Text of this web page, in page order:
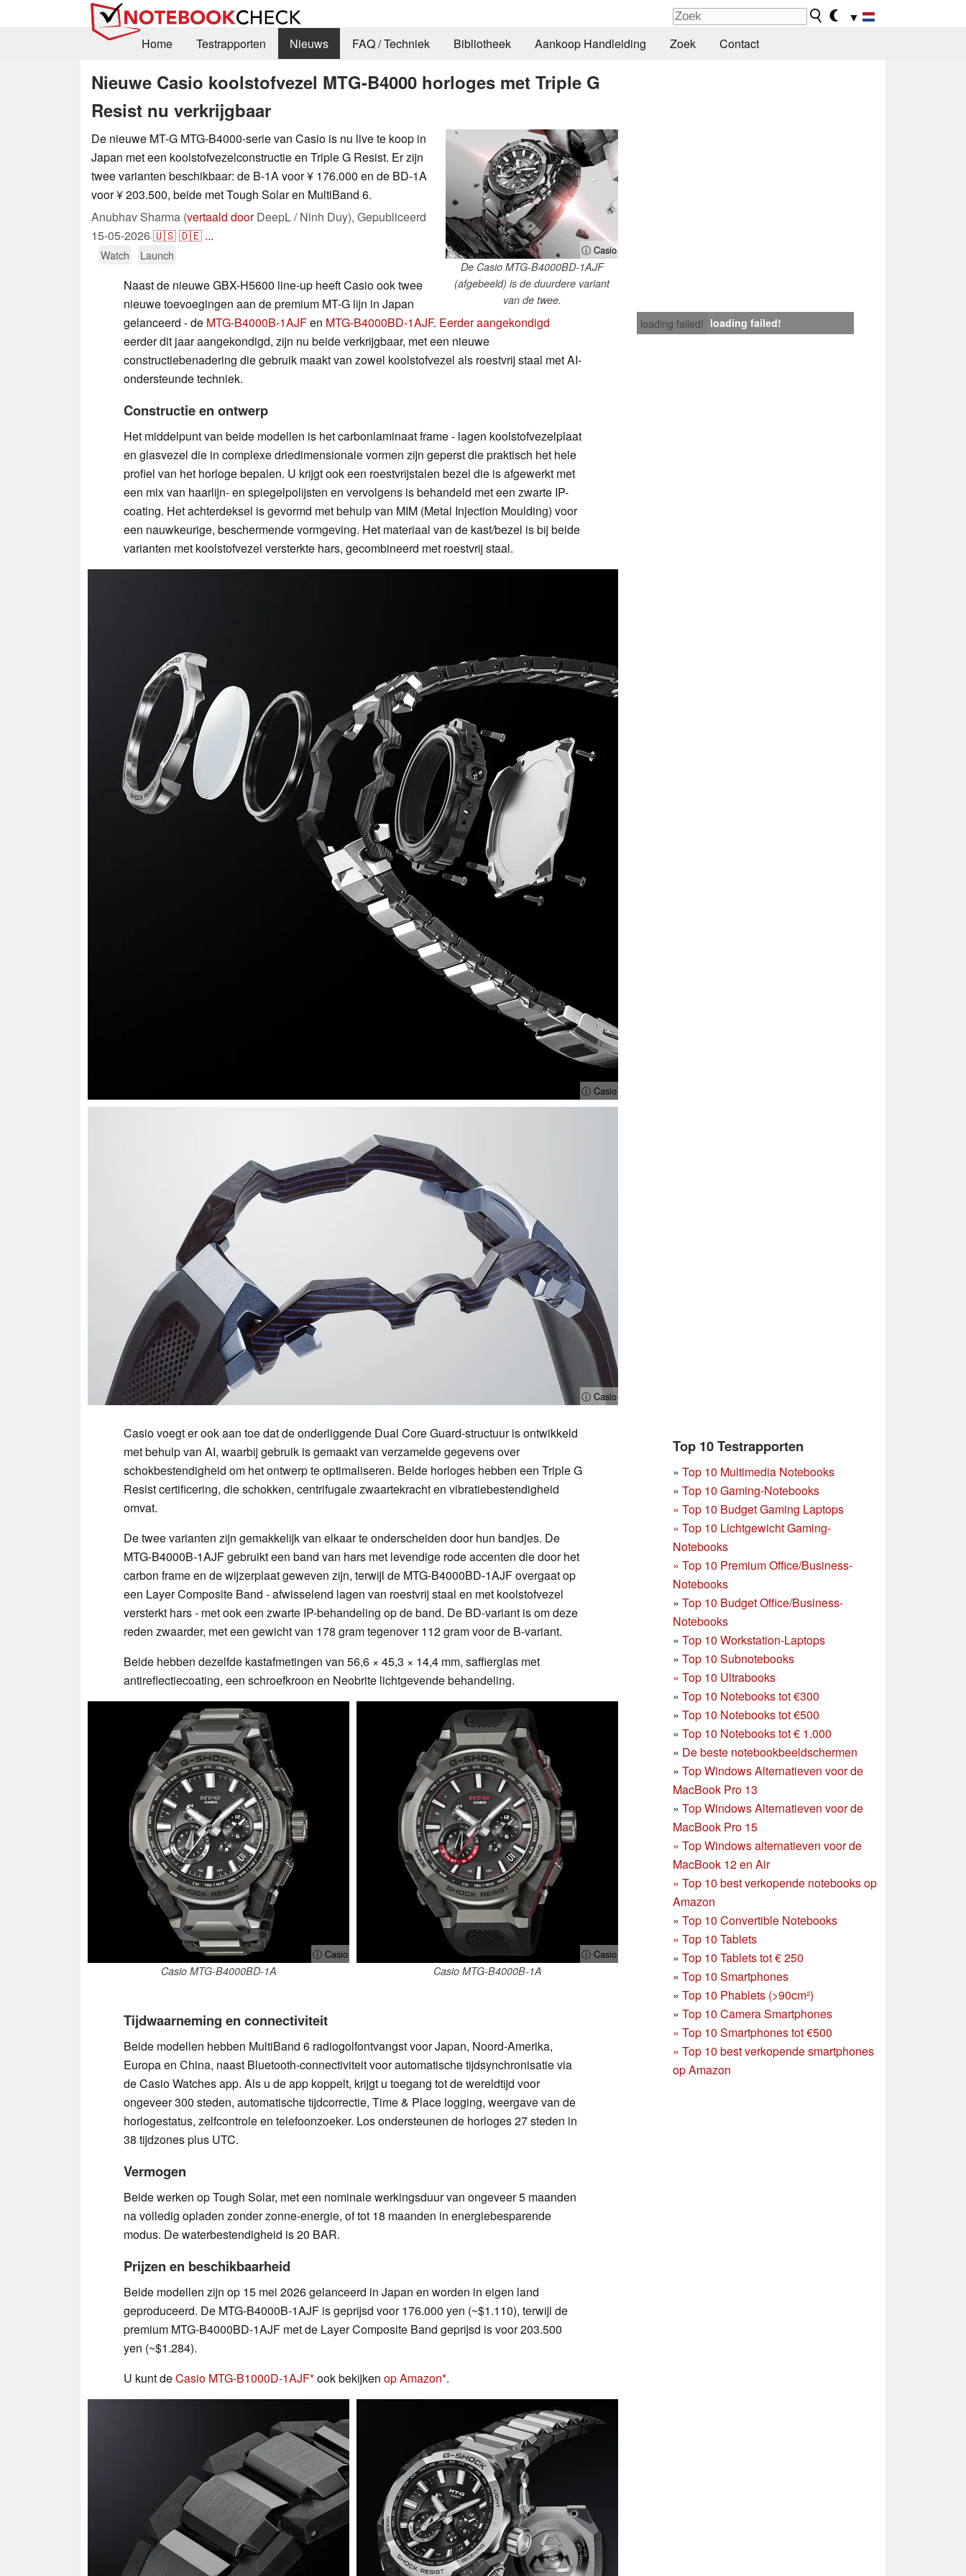
▼
Home
Testrapporten Nieuws FAQ / Techniek Bibliotheek Aankoop Handleiding Zoek Contact
Nieuwe Casio koolstofvezel MTG-B4000 horloges met Triple G
Resist nu verkrijgbaar
ⓘ Casio
De Casio MTG-B4000BD-1AJF
(afgebeeld) is de duurdere variant
van de twee.
De nieuwe MT-G MTG-B4000-serie van Casio is nu live te koop in
Japan met een koolstofvezelconstructie en Triple G Resist. Er zijn
twee varianten beschikbaar: de B-1A voor ¥ 176.000 en de BD-1A
voor ¥ 203.500, beide met Tough Solar en MultiBand 6.
Anubhav Sharma (vertaald doorDeepL / Ninh Duy), Gepubliceerd
15-05-2026🇺🇸🇩🇪 ...
Watch Launch
loading failed! loading failed!
Naast de nieuwe GBX-H5600 line-up heeft Casio ook twee
nieuwe toevoegingen aan de premium MT-G lijn in Japan
gelanceerd - de MTG-B4000B-1AJFen MTG-B4000BD-1AJF. Eerder aangekondigd
eerder dit jaar aangekondigd, zijn nu beide verkrijgbaar, met een nieuwe
constructiebenadering die gebruik maakt van zowel koolstofvezel als roestvrij staal met AI-
ondersteunde techniek.
Constructie en ontwerp
Het middelpunt van beide modellen is het carbonlaminaat frame - lagen koolstofvezelplaat
en glasvezel die in complexe driedimensionale vormen zijn geperst die praktisch het hele
profiel van het horloge bepalen. U krijgt ook een roestvrijstalen bezel die is afgewerkt met
een mix van haarlijn- en spiegelpolijsten en vervolgens is behandeld met een zwarte IP-
coating. Het achterdeksel is gevormd met behulp van MIM (Metal Injection Moulding) voor
een nauwkeurige, beschermende vormgeving. Het materiaal van de kast/bezel is bij beide
varianten met koolstofvezel versterkte hars, gecombineerd met roestvrij staal.
ⓘ Casio
ⓘ Casio
Top 10 Testrapporten
» Top 10 Multimedia Notebooks
» Top 10 Gaming-Notebooks
» Top 10 Budget Gaming Laptops
» Top 10 Lichtgewicht Gaming-
Notebooks
» Top 10 Premium Office/Business-
Notebooks
» Top 10 Budget Office/Business-
Notebooks
» Top 10 Workstation-Laptops
» Top 10 Subnotebooks
» Top 10 Ultrabooks
» Top 10 Notebooks tot €300
» Top 10 Notebooks tot €500
» Top 10 Notebooks tot € 1.000
» De beste notebookbeeldschermen
» Top Windows Alternatieven voor de
MacBook Pro 13
» Top Windows Alternatieven voor de
MacBook Pro 15
» Top Windows alternatieven voor de
MacBook 12 en Air
» Top 10 best verkopende notebooks op
Amazon
» Top 10 Convertible Notebooks
» Top 10 Tablets
» Top 10 Tablets tot € 250
» Top 10 Smartphones
» Top 10 Phablets (>90cm²)
» Top 10 Camera Smartphones
» Top 10 Smartphones tot €500
» Top 10 best verkopende smartphones
op Amazon
Casio voegt er ook aan toe dat de onderliggende Dual Core Guard-structuur is ontwikkeld
met behulp van AI, waarbij gebruik is gemaakt van verzamelde gegevens over
schokbestendigheid om het ontwerp te optimaliseren. Beide horloges hebben een Triple G
Resist certificering, die schokken, centrifugale zwaartekracht en vibratiebestendigheid
omvat.
De twee varianten zijn gemakkelijk van elkaar te onderscheiden door hun bandjes. De
MTG-B4000B-1AJF gebruikt een band van hars met levendige rode accenten die door het
carbon frame en de wijzerplaat geweven zijn, terwijl de MTG-B4000BD-1AJF overgaat op
een Layer Composite Band - afwisselend lagen van roestvrij staal en met koolstofvezel
versterkt hars - met ook een zwarte IP-behandeling op de band. De BD-variant is om deze
reden zwaarder, met een gewicht van 178 gram tegenover 112 gram voor de B-variant.
Beide hebben dezelfde kastafmetingen van 56,6 × 45,3 × 14,4 mm, saffierglas met
antireflectiecoating, een schroefkroon en Neobrite lichtgevende behandeling.
ⓘ Casio
Casio MTG-B4000BD-1A
ⓘ Casio
Casio MTG-B4000B-1A
Tijdwaarneming en connectiviteit
Beide modellen hebben MultiBand 6 radiogolfontvangst voor Japan, Noord-Amerika,
Europa en China, naast Bluetooth-connectiviteit voor automatische tijdsynchronisatie via
de Casio Watches app. Als u de app koppelt, krijgt u toegang tot de wereldtijd voor
ongeveer 300 steden, automatische tijdcorrectie, Time & Place logging, weergave van de
horlogestatus, zelfcontrole en telefoonzoeker. Los ondersteunen de horloges 27 steden in
38 tijdzones plus UTC.
Vermogen
Beide werken op Tough Solar, met een nominale werkingsduur van ongeveer 5 maanden
na volledig opladen zonder zonne-energie, of tot 18 maanden in energiebesparende
modus. De waterbestendigheid is 20 BAR.
Prijzen en beschikbaarheid
Beide modellen zijn op 15 mei 2026 gelanceerd in Japan en worden in eigen land
geproduceerd. De MTG-B4000B-1AJF is geprijsd voor 176.000 yen (~$1.110), terwijl de
premium MTG-B4000BD-1AJF met de Layer Composite Band geprijsd is voor 203.500
yen (~$1.284).
U kunt deCasio MTG-B1000D-1AJF ook bekijken op Amazon .